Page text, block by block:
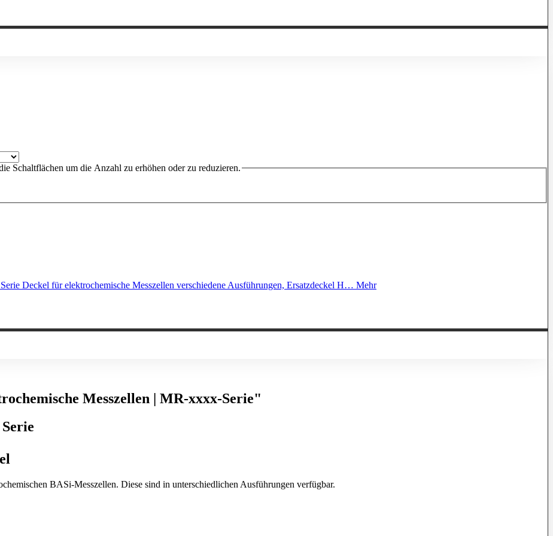
Schaltflächen um die Anzahl zu erhöhen oder zu reduzieren.
Deckel für elektrochemische Messzellen verschiedene Ausführungen, Ersatzdeckel H… Mehr
Messzellen | MR-xxxx-Serie"
BASi-Messzellen. Diese sind in unterschiedlichen Ausführungen verfügbar.